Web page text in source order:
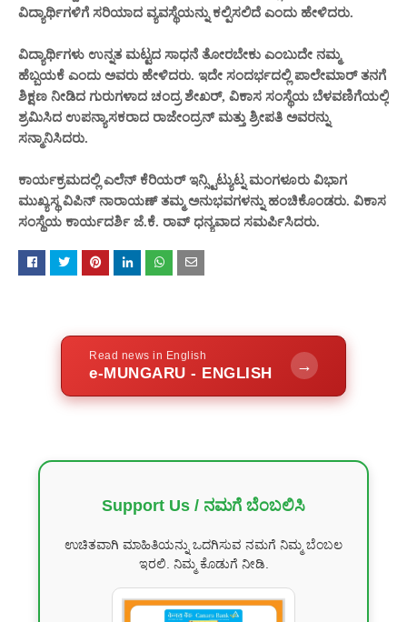
ವಿದ್ಯಾರ್ಥಿಗಳಿಗೆ ಸರಿಯಾದ ವ್ಯವಸ್ಥೆಯನ್ನು ಕಲ್ಪಿಸಲಿದೆ ಎಂದು ಹೇಳಿದರು.
ವಿದ್ಯಾರ್ಥಿಗಳು ಉನ್ನತ ಮಟ್ಟದ ಸಾಧನೆ ತೋರಬೇಕು ಎಂಬುದೇ ನಮ್ಮ
ಹೆಬ್ಬಯಕೆ ಎಂದು ಅವರು ಹೇಳಿದರು. ಇದೇ ಸಂದರ್ಭದಲ್ಲಿ ಪಾಲೇಮಾರ್ ತನಗೆ
ಶಿಕ್ಷಣ ನೀಡಿದ ಗುರುಗಳಾದ ಚಂದ್ರ ಶೇಖರ್, ವಿಕಾಸ ಸಂಸ್ಥೆಯ ಬೆಳವಣಿಗೆಯಲ್ಲಿ
ಶ್ರಮಿಸಿದ ಉಪನ್ಯಾಸಕರಾದ ರಾಜೇಂದ್ರನ್ ಮತ್ತು ಶ್ರೀಪತಿ ಅವರನ್ನು
ಸನ್ಮಾನಿಸಿದರು.
ಕಾರ್ಯಕ್ರಮದಲ್ಲಿ ಎಲೆನ್ ಕೆರಿಯರ್ ಇನ್ಸ್ಟಿಟ್ಯುಟ್ನ ಮಂಗಳೂರು ವಿಭಾಗ
ಮುಖ್ಯಸ್ಥ ವಿಪಿನ್ ನಾರಾಯಣ್ ತಮ್ಮ ಅನುಭವಗಳನ್ನು ಹಂಚಿಕೊಂಡರು. ವಿಕಾಸ
ಸಂಸ್ಥೆಯ ಕಾರ್ಯದರ್ಶಿ ಜೆ.ಕೆ. ರಾವ್ ಧನ್ಯವಾದ ಸಮರ್ಪಿಸಿದರು.
Read news in English
e-MUNGARU - ENGLISH →
Support Us / ನಮಗೆ ಬೆಂಬಲಿಸಿ
ಉಚಿತವಾಗಿ ಮಾಹಿತಿಯನ್ನು ಒದಗಿಸುವ ನಮಗೆ ನಿಮ್ಮ ಬೆಂಬಲ
ಇರಲಿ. ನಿಮ್ಮ ಕೊಡುಗೆ ನೀಡಿ.